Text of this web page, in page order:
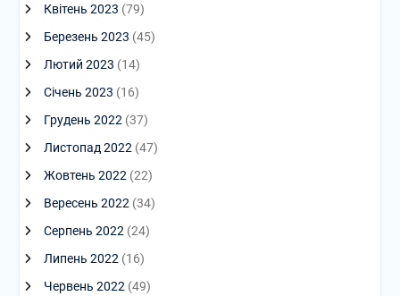
Квітень 2023 (79)
Березень 2023 (45)
Лютий 2023 (14)
Січень 2023 (16)
Грудень 2022 (37)
Листопад 2022 (47)
Жовтень 2022 (22)
Вересень 2022 (34)
Серпень 2022 (24)
Липень 2022 (16)
Червень 2022 (49)